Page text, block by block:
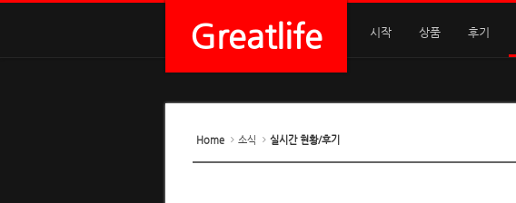
Greatlife 시작 상품 후기
Home 소식 실시간 현황/후기